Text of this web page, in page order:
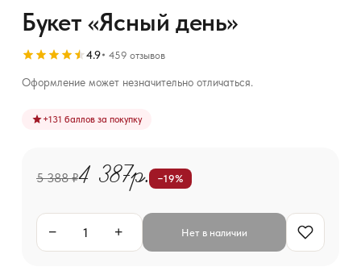
Букет «Ясный день»
4.9 459 отзывов
Оформление может незначительно отличаться.
+131 баллов за покупку
5 388 ₽4 387р. −19%
− + Нет в наличии